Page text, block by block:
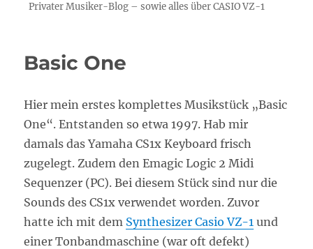
Privater Musiker-Blog – sowie alles über CASIO VZ-1
Basic One
Hier mein erstes komplettes Musikstück „Basic
One“. Entstanden so etwa 1997. Hab mir
damals das Yamaha CS1x Keyboard frisch
zugelegt. Zudem den Emagic Logic 2 Midi
Sequenzer (PC). Bei diesem Stück sind nur die
Sounds des CS1x verwendet worden. Zuvor
hatte ich mit dem Synthesizer Casio VZ-1 und
einer Tonbandmaschine (war oft defekt)